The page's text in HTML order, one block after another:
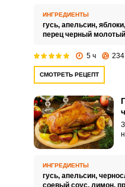
ИНГРЕДИЕНТЫ
гусь, апельсин, яблоки,
перец черный
5 ч
СМОТРЕТЬ РЕЦЕПТ
ИНГРЕДИЕНТЫ
гусь, апельсин,
соевый соус, лимон,